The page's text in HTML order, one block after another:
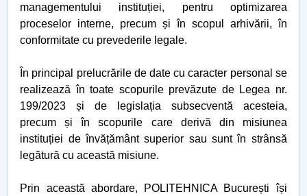
managementului instituției, pentru optimizarea
proceselor interne, precum și în scopul arhivării, în
conformitate cu prevederile legale.
În principal prelucrările de date cu caracter personal se
realizează în toate scopurile prevăzute de Legea nr.
199/2023 și de legislația subsecventă acesteia,
precum și în scopurile care derivă din misiunea
instituției de învățământ superior sau sunt în strânsă
legătură cu această misiune.
Prin această abordare, POLITEHNICA București își